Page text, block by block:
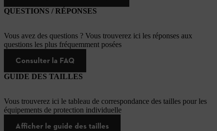
QUESTIONS / RÉPONSES
Vous avez des questions ? Vous trouverez ici les réponses aux
questions les plus fréquemment posées
Consulter la FAQ
GUIDE DES TAILLES
Vous trouverez ici le tableau de correspondance des tailles pour les
équipements de protection individuelle
Afficher le guide des tailles